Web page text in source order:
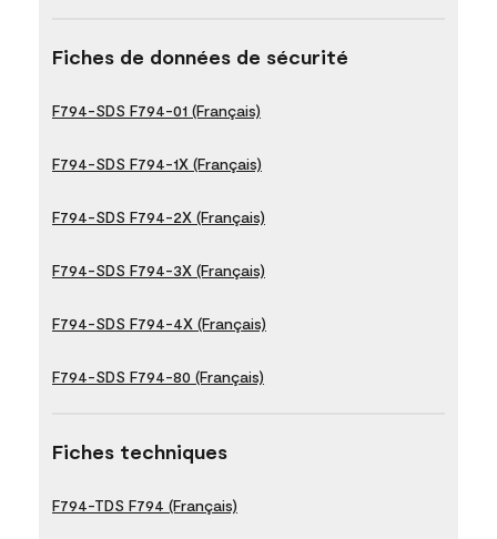
Fiches de données de sécurité
F794-SDS F794-01 (Français)
F794-SDS F794-1X (Français)
F794-SDS F794-2X (Français)
F794-SDS F794-3X (Français)
F794-SDS F794-4X (Français)
F794-SDS F794-80 (Français)
Fiches techniques
F794-TDS F794 (Français)